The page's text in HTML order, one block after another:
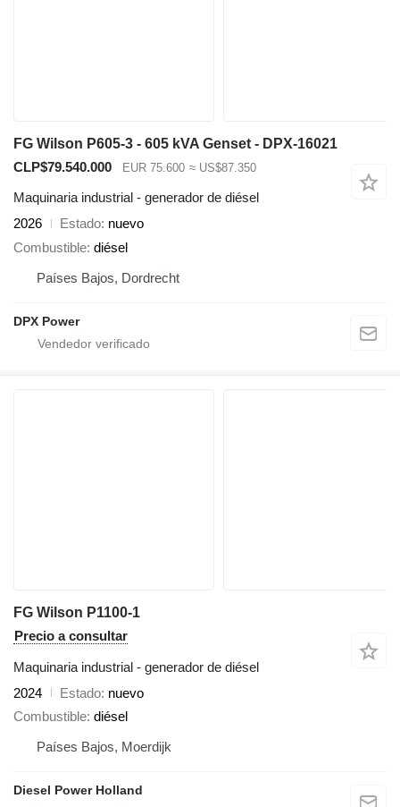
FG Wilson P605-3 - 605 kVA Genset - DPX-16021
CLP$79.540.000
EUR 75.600 ≈ US$87.350
Maquinaria industrial - generador de diésel
2026
Estado nuevo
Combustible diésel
Países Bajos, Dordrecht
DPX Power
FG Wilson P1100-1
Precio a consultar
Maquinaria industrial - generador de diésel
2024
Estado nuevo
Combustible diésel
Países Bajos, Moerdijk
Diesel Power Holland